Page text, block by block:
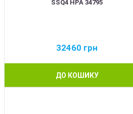
SSQ4 HPA 34795
32460 грн
ДО КОШИКУ